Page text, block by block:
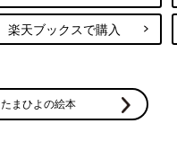
楽天ブックスで購入
たまひよの絵本